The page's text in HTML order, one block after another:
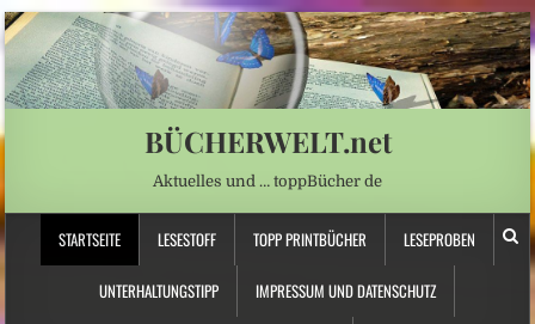
BÜCHERWELT.net
Aktuelles und … toppBücher de
STARTSEITE LESESTOFF TOPP PRINTBÜCHER LESEPROBEN
UNTERHALTUNGSTIPP IMPRESSUM UND DATENSCHUTZ